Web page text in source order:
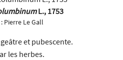
L., 1753
Pierre Le Gall
et pubescente.
les herbes.